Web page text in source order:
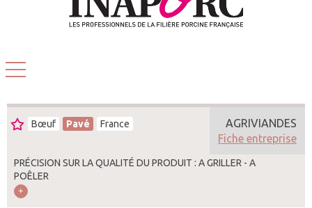
Bœuf Pavé France
PRÉCISION SUR LA QUALITÉ DU PRODUIT : A GRILLER - A
POÊLER
AGRIVIANDES
Fiche entreprise